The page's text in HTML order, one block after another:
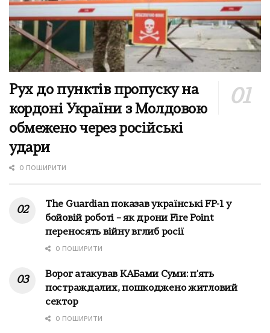
Рух до пунктів пропуску на
кордоні України з Молдовою
обмежено через російські
удари
0 ПОШИРИТИ
The Guardian показав українські FP-1 у
бойовій роботі – як дрони Fire Point
переносять війну вглиб росії
0 ПОШИРИТИ
Ворог атакував КАБами Суми: п'ять
постраждалих, пошкоджено житловий
сектор
0 ПОШИРИТИ